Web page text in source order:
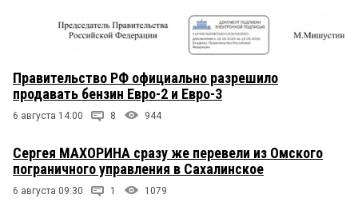
Правительство РФ официально разрешило
продавать бензин Евро-2 и Евро-3
6 августа 14:00 8 944
Сергея МАХОРИНА сразу же перевели из Омского
пограничного управления в Сахалинское
6 августа 09:30 1 1079